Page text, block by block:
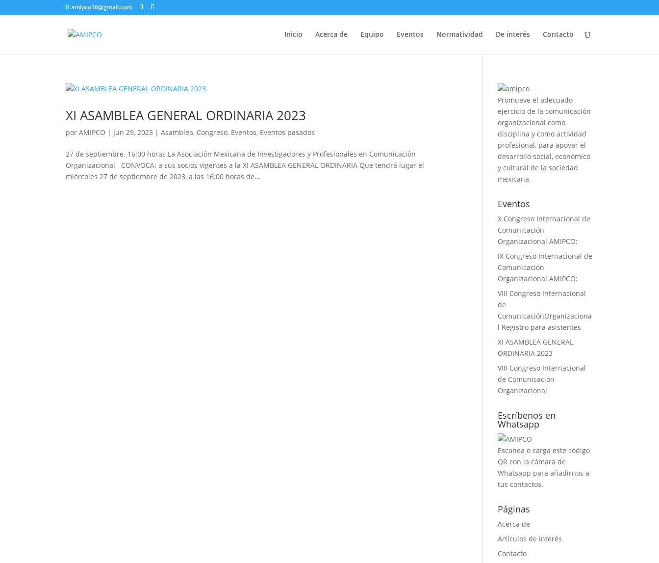
amipco16@gmail.com
Inicio Acerca de Equipo Eventos Normatividad De interés Contacto
XI ASAMBLEA GENERAL ORDINARIA 2023
porAMIPCO | Jun 29, 2023 |Asamblea, Congreso, Eventos, Eventos pasados
27 de septiembre. 16:00 horas La Asociación Mexicana de Investigadores y Profesionales en Comunicación
Organizacional CONVOCA: a sus socios vigentes a la XI ASAMBLEA GENERAL ORDINARIA Que tendrá lugar el
miércoles 27 de septiembre de 2023, a las 16:00 horas de...
Promueve el adecuado
ejercicio de la comunicación
organizacional como
disciplina y como actividad
profesional, para apoyar el
desarrollo social, económico
y cultural de la sociedad
mexicana.
Eventos
X Congreso Internacional de
Comunicación
Organizacional AMIPCO:
IX Congreso Internacional de
Comunicación
Organizacional AMIPCO:
VIII Congreso Internacional
de
ComunicaciónOrganizaciona
l Registro para asistentes
XI ASAMBLEA GENERAL
ORDINARIA 2023
VIII Congreso Internacional
de Comunicación
Organizacional
Escríbenos en
Whatsapp
Escanea o carga este código
QR con la cámara de
Whatsapp para añadirnos a
tus contactos.
Páginas
Acerca de
Artículos de interés
Contacto